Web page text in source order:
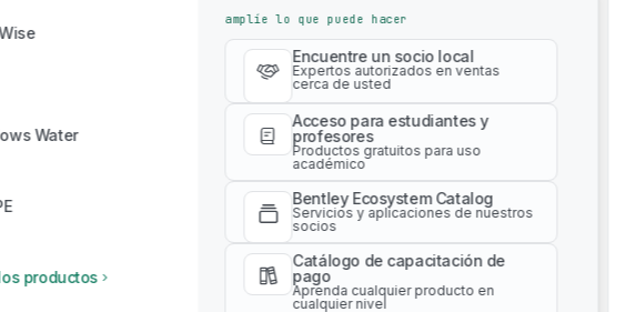
Water
Expertos autorizados en ventas
Acceso para estudiantes y
profesores
Productos gratuitos para uso
académico
Bentley Ecosystem Catalog
Servicios y aplicaciones de nuestros
socios
Catálogo de capacitación de
pago
Aprenda cualquier producto en
cualquier nivel
Servicios profesionales
Obtenga asesoría experta para su
Water
productos
amplíe lo que puede hacer
Encuentre un socio local
Expertos autorizados en ventas
cerca de usted
Acceso para estudiantes y
profesores
Productos gratuitos para uso
académico
Bentley Ecosystem Catalog
Servicios y aplicaciones de nuestros
socios
Catálogo de capacitación de
pago
Aprenda cualquier producto en
cualquier nivel
resources
guides, and other classroom resources that’ll help you spark a